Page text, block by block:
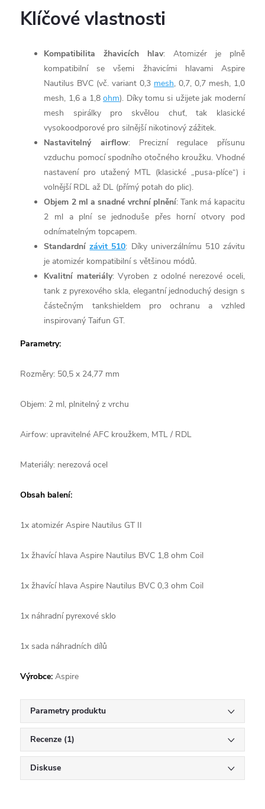
Klíčové vlastnosti
Kompatibilita žhavicích hlav: Atomizér je plně
kompatibilní se všemi žhavicími hlavami Aspire
Nautilus BVC (vč. variant 0,3 mesh, 0,7, 0,7 mesh, 1,0
mesh, 1,6 a 1,8ohm). Díky tomu si užijete jak moderní
mesh spirálky pro skvělou chuť, tak klasické
vysokoodporové pro silnější nikotinový zážitek.
Nastavitelný airflow: Precizní regulace přísunu
vzduchu pomocí spodního otočného kroužku. Vhodné
nastavení pro utažený MTL (klasické „pusa-plíce“) i
volnější RDL až DL (přímý potah do plic).
Objem 2 ml a snadné vrchní plnění: Tank má kapacitu
2 ml a plní se jednoduše přes horní otvory pod
odnímatelným topcapem.
Standardnízávit 510: Díky univerzálnímu 510 závitu
je atomizér kompatibilní s většinou módů.
Kvalitní materiály: Vyroben z odolné nerezové oceli,
tank z pyrexového skla, elegantní jednoduchý design s
částečným tankshieldem pro ochranu a vzhled
inspirovaný Taifun GT.
Parametry:
Rozměry: 50,5 x 24,77 mm
Objem: 2 ml, plnitelný z vrchu
Airfow: upravitelné AFC kroužkem, MTL / RDL
Materiály: nerezová ocel
Obsah balení:
1x atomizér Aspire Nautilus GT II
1x žhavící hlava Aspire Nautilus BVC 1,8 ohm Coil
1x žhavící hlava Aspire Nautilus BVC 0,3 ohm Coil
1x náhradní pyrexové sklo
1x sada náhradních dílů
Výrobce: Aspire
Parametry produktu
Recenze (1)
Diskuse